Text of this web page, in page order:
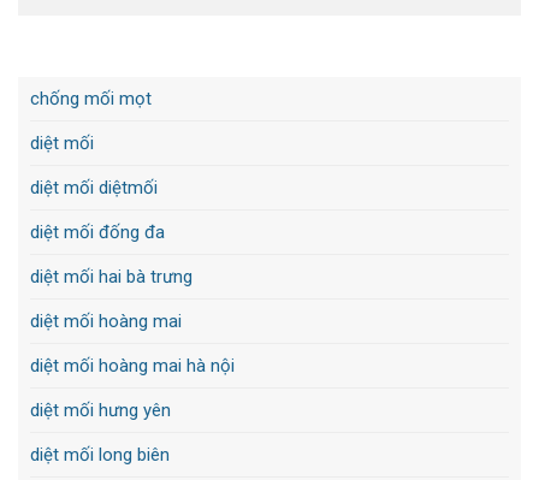
chống mối mọt
diệt mối
diệt mối diệtmối
diệt mối đống đa
diệt mối hai bà trưng
diệt mối hoàng mai
diệt mối hoàng mai hà nội
diệt mối hưng yên
diệt mối long biên